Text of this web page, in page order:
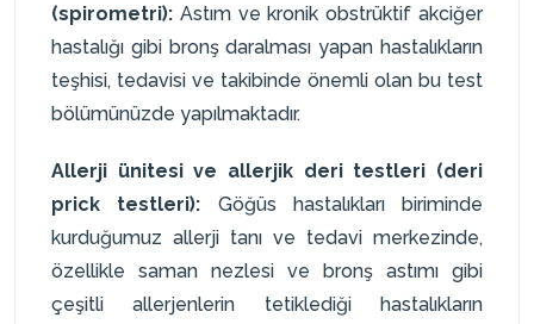
(spirometri): Astım ve kronik obstrüktif akciğer
hastalığı gibi bronş daralması yapan hastalıkların
teşhisi, tedavisi ve takibinde önemli olan bu test
bölümünüzde yapılmaktadır.
Allerji ünitesi ve allerjik deri testleri (deri
prick testleri): Göğüs hastalıkları biriminde
kurduğumuz allerji tanı ve tedavi merkezinde,
özellikle saman nezlesi ve bronş astımı gibi
çeşitli allerjenlerin tetiklediği hastalıkların